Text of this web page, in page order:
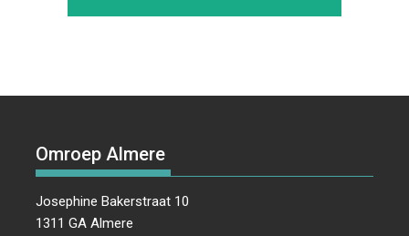
Omroep Almere
Josephine Bakerstraat 10
1311 GA Almere